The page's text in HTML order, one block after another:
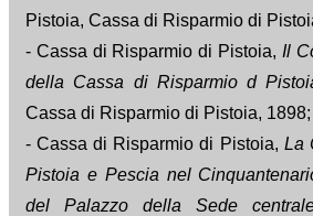
Pistoia, Cassa di Risparmio di
- Cassa di Risparmio di Pistoia, Il
della Cassa di Risparmio d
Cassa di Risparmio di Pistoia, 1898;
- Cassa di Risparmio di Pistoia, La
Pistoia e Pescia nel
del Palazzo della Sede